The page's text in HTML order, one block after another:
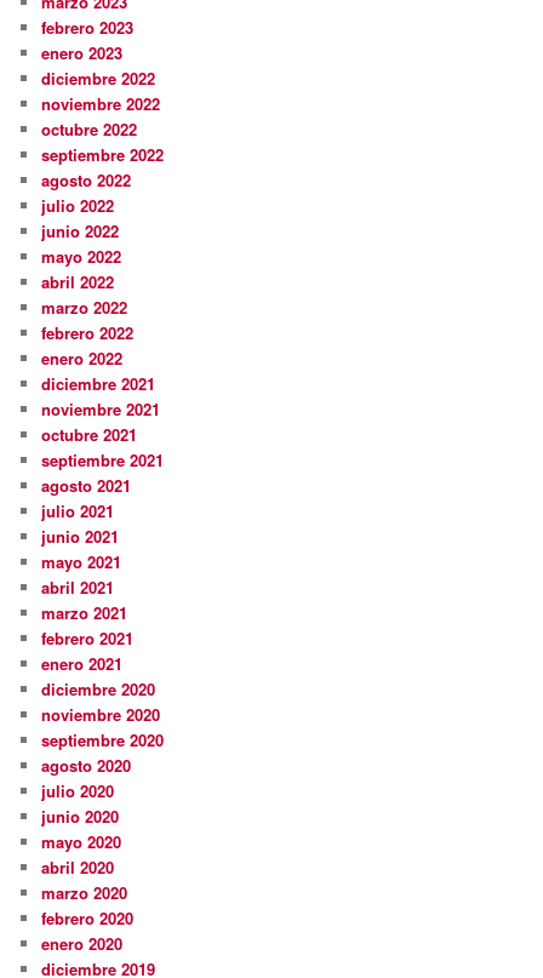
febrero 2023
enero 2023
diciembre 2022
noviembre 2022
octubre 2022
septiembre 2022
agosto 2022
julio 2022
junio 2022
mayo 2022
abril 2022
marzo 2022
febrero 2022
enero 2022
diciembre 2021
noviembre 2021
octubre 2021
septiembre 2021
agosto 2021
julio 2021
junio 2021
mayo 2021
abril 2021
marzo 2021
febrero 2021
enero 2021
diciembre 2020
noviembre 2020
septiembre 2020
agosto 2020
julio 2020
junio 2020
mayo 2020
abril 2020
marzo 2020
febrero 2020
enero 2020
diciembre 2019